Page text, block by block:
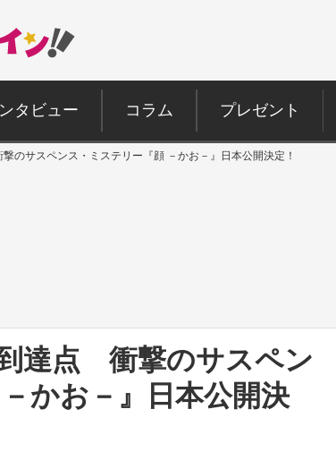
タビュー コラム プレゼント
のサスペンス・ミステリー『顔 －かお－』日本公開決定！
達点 衝撃のサスペン
かお－』日本公開決